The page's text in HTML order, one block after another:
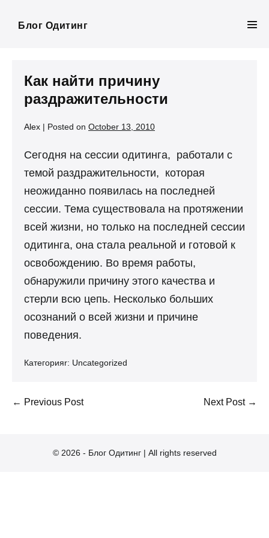
Блог Одитинг
Как найти причину
раздражительности
Alex | Posted on October 13, 2010
Сегодня на сессии одитинга, работали с
темой раздражительности, которая
неожиданно появилась на последней
сессии. Тема существовала на протяжении
всей жизни, но только на последней сессии
одитинга, она стала реальной и готовой к
освобождению. Во время работы,
обнаружили причину этого качества и
стерли всю цепь. Несколько больших
осознаний о всей жизни и причине
поведения.
Категорияr: Uncategorized
Post
← Previous Post Next Post →
© 2026 - Блог Одитинг | All rights reserved